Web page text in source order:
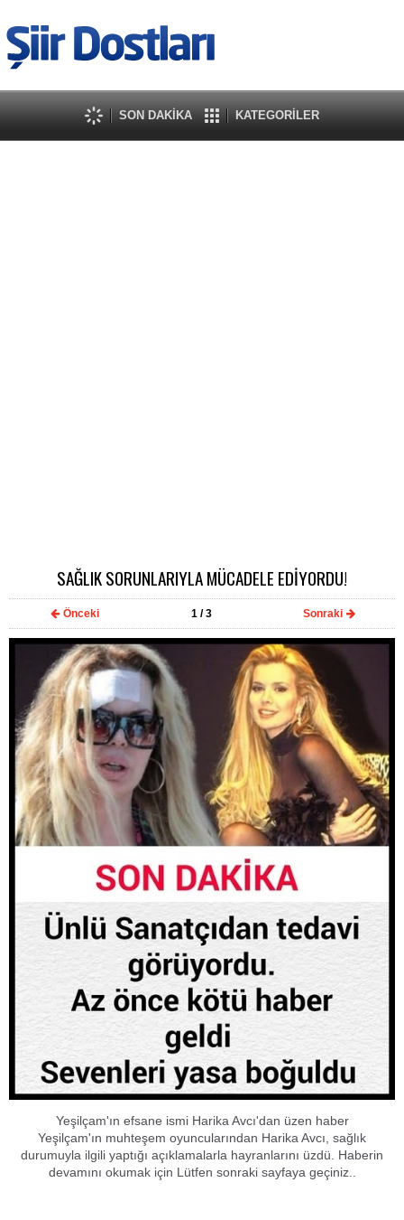
SON DAKİKA KATEGORİLER
SAĞLIK SORUNLARIYLA MÜCADELE EDİYORDU!
Önceki 1 / 3 Sonraki
Yeşilçam'ın efsane ismi Harika Avcı'dan üzen haber
Yeşilçam'ın muhteşem oyuncularından Harika Avcı, sağlık
durumuyla ilgili yaptığı açıklamalarla hayranlarını üzdü. Haberin
devamını okumak için Lütfen sonraki sayfaya geçiniz..